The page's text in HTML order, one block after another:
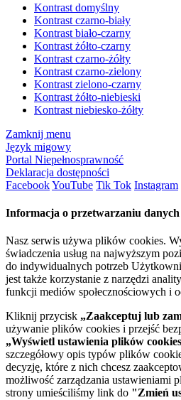
Kontrast domyślny
Kontrast czarno-biały
Kontrast biało-czarny
Kontrast żółto-czarny
Kontrast czarno-żółty
Kontrast czarno-zielony
Kontrast zielono-czarny
Kontrast żółto-niebieski
Kontrast niebiesko-żółty
Zamknij menu
Język migowy
Portal Niepełnosprawność
Deklaracja dostępności
FacebookYouTube Tik Tok Instagram
Informacja o przetwarzaniu danych
Nasz serwis używa plików cookies.
świadczenia usług na najwyższym
do indywidualnych potrzeb
jest także korzystanie z narzędzi
funkcji mediów społecznościowych i
Kliknij przycisk „Zaakceptuj lub
używanie plików cookies i przejść
„Wyświetl ustawienia plików
szczegółowy opis typów plików
decyzję, które z nich chcesz
możliwość zarządzania ustawieniami
strony umieściliśmy link do "Zmień